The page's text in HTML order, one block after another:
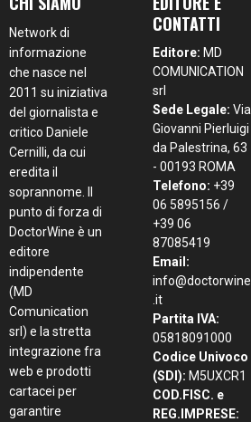
Network di
informazione
che nasce nel
2011 su iniziativa
del giornalista e
critico Daniele
Cernilli, da cui
eredita il
soprannome. Il
punto di forza di
DoctorWine è un
editore
indipendente
(MD
Comunication
srl) e la stretta
integrazione fra
web e prodotti
cartacei per
garantire
CONTATTI
Editore: MD
COMUNICATION
srl
Sede Legale: Via
Giovanni Pierluigi
da Palestrina, 63
- 00193 ROMA
Telefono: +39
06 5895156 /
+39 06
87085419
Email:
info@doctorwine
.it
Partita IVA:
05818091000
Codice Univoco
(SDI): M5UXCR1
COD.FISC. e
REG.IMPRESE: